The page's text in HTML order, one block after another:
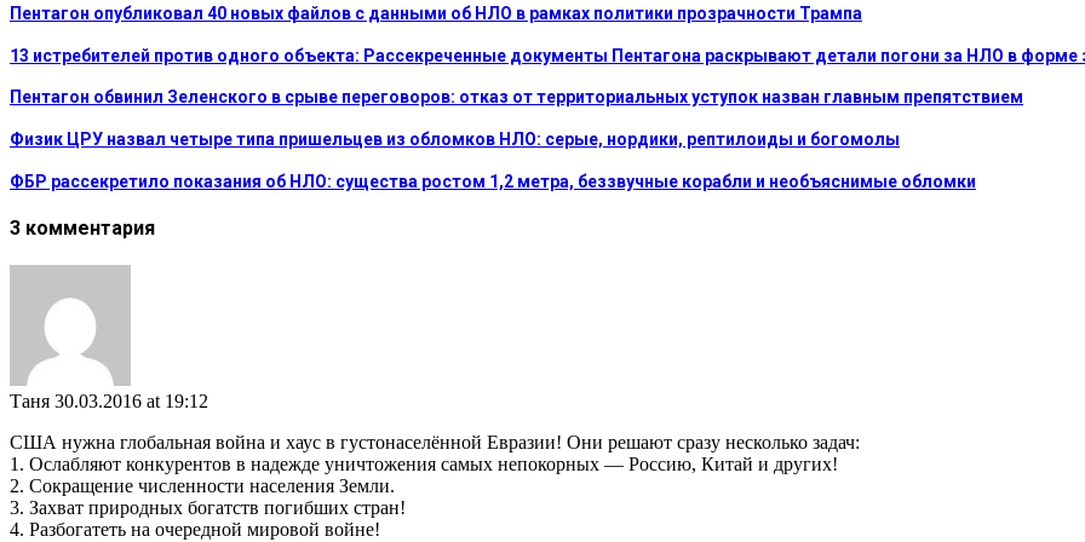
Пентагон опубликовал 40 новых файлов с данными об НЛО в рамках политики прозрачности Трампа
13 истребителей против одного объекта: Рассекреченные документы Пентагона раскрывают детали погони за НЛО в форме
Пентагон обвинил Зеленского в срыве переговоров: отказ от территориальных уступок назван главным препятствием
Физик ЦРУ назвал четыре типа пришельцев из обломков НЛО: серые, нордики, рептилоиды и богомолы
ФБР рассекретило показания об НЛО: существа ростом 1,2 метра, беззвучные корабли и необъяснимые обломки
3 комментария
Таня 30.03.2016 at 19:12
США нужна глобальная война и хаус в густонаселённой Евразии! Они решают сразу несколько задач:
1. Ослабляют конкурентов в надежде уничтожения самых непокорных — Россию, Китай и других!
2. Сокращение численности населения Земли.
3. Захват природных богатств погибших стран!
4. Разбогатеть на очередной мировой войне!